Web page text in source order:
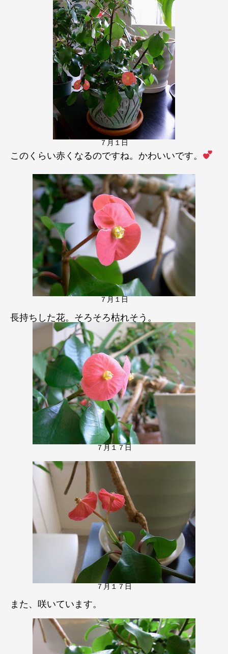
７月１日
このくらい赤くなるのですね。かわいいです。
７月１日
長持ちした花。そろそろ枯れそう。
７月１７日
７月１７日
また、咲いています。